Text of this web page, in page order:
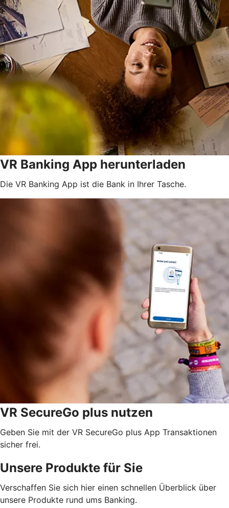
VR Banking App herunterladen
Die VR Banking App ist die Bank in Ihrer Tasche.
VR SecureGo plus nutzen
Geben Sie mit der VR SecureGo plus App Transaktionen
sicher frei.
Unsere Produkte für Sie
Verschaffen Sie sich hier einen schnellen Überblick über
unsere Produkte rund ums Banking.